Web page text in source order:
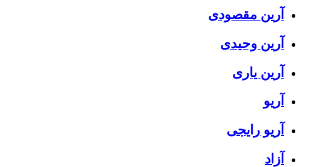
آرین مقصودی
آرین وحیدی
آرین یاری
آریو
آریو رایجی
آزاد